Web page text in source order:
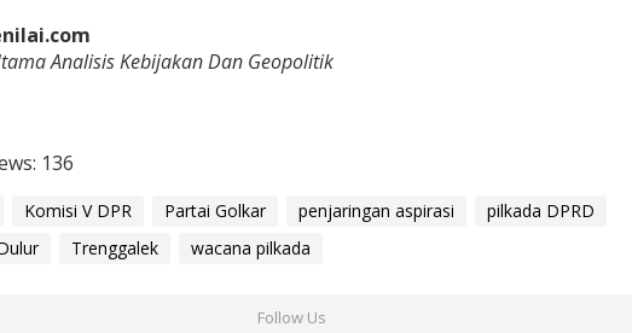
Analisis Kebijakan Dan Geopolitik
136
Komisi V DPR Partai Golkar penjaringan aspirasi
pilkada DPRD
Trenggalek wacana pilkada
Follow Us